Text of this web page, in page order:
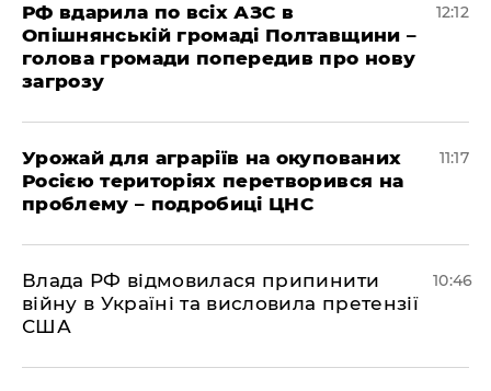
РФ вдарила по всіх АЗС в
Опішнянській громаді Полтавщини –
голова громади попередив про нову
загрозу
12:12
Урожай для аграріїв на окупованих
Росією територіях перетворився на
проблему – подробиці ЦНС
11:17
Влада РФ відмовилася припинити
війну в Україні та висловила претензії
США
10:46